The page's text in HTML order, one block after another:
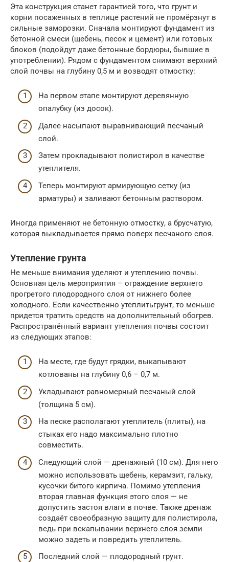
Эта конструкция станет гарантией того, что грунт и
корни посаженных в теплице растений не промёрзнут в
сильные заморозки. Сначала монтируют фундамент из
бетонной смеси (щебень, песок и цемент) или готовых
блоков (подойдут даже бетонные бордюры, бывшие в
употреблении). Рядом с фундаментом снимают верхний
слой почвы на глубину 0,5 м и возводят отмостку:
На первом этапе монтируют деревянную
опалубку (из досок).
Далее насыпают выравнивающий песчаный
слой.
Затем прокладывают полистирол в качестве
утеплителя.
Теперь монтируют армирующую сетку (из
арматуры) и заливают бетонным раствором.
Иногда применяют не бетонную отмостку, а брусчатую,
которая выкладывается прямо поверх песчаного слоя.
Утепление грунта
Не меньше внимания уделяют и утеплению почвы.
Основная цель мероприятия – ограждение верхнего
прогретого плодородного слоя от нижнего более
холодного. Если качественно утеплитьгрунт, то меньше
придется тратить средств на дополнительный обогрев.
Распространённый вариант утепления почвы состоит
из следующих этапов:
На месте, где будут грядки, выкапывают
котлованы на глубину 0,6 – 0,7 м.
Укладывают равномерный песчаный слой
(толщина 5 см).
На песке располагают утеплитель (плиты), на
стыках его надо максимально плотно
совместить.
Следующий слой — дренажный (10 см). Для него
можно использовать щебень, керамзит, гальку,
кусочки битого кирпича. Помимо утепления
вторая главная функция этого слоя — не
допустить застоя влаги в почве. Также дренаж
создаёт своеобразную защиту для полистирола,
ведь при вскапывании верхнего слоя земли
можно задеть и повредить утеплитель.
Последний слой — плодородный грунт.